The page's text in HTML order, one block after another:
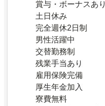
賞与・ボーナスあり
土日休み
完全週休2日制
男性活躍中
交替勤務制
残業手当あり
雇用保険完備
厚生年金加入
寮費無料